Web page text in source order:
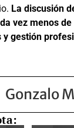
La discusión
vez menos
y gestión
Gonzalo